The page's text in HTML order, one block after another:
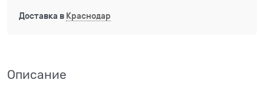
Доставка в Краснодар
Описание